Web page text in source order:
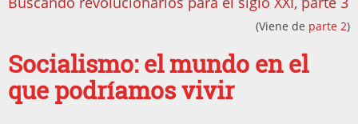
(Viene de parte 2)
Socialismo: el mundo en el
que podríamos vivir